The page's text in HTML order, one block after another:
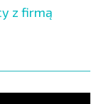
z firmą